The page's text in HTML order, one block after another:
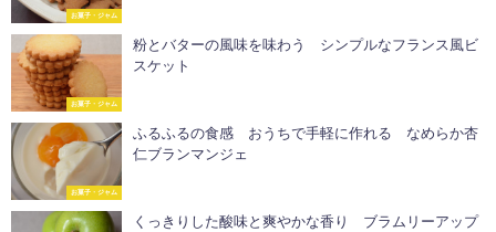
お菓子・ジャム
お菓子・ジャム
粉とバターの風味を味わう シンプルなフランス風ビ
スケット
お菓子・ジャム
ふるふるの食感 おうちで手軽に作れる なめらか杏
仁ブランマンジェ
くっきりした酸味と爽やかな香り ブラムリーアップ